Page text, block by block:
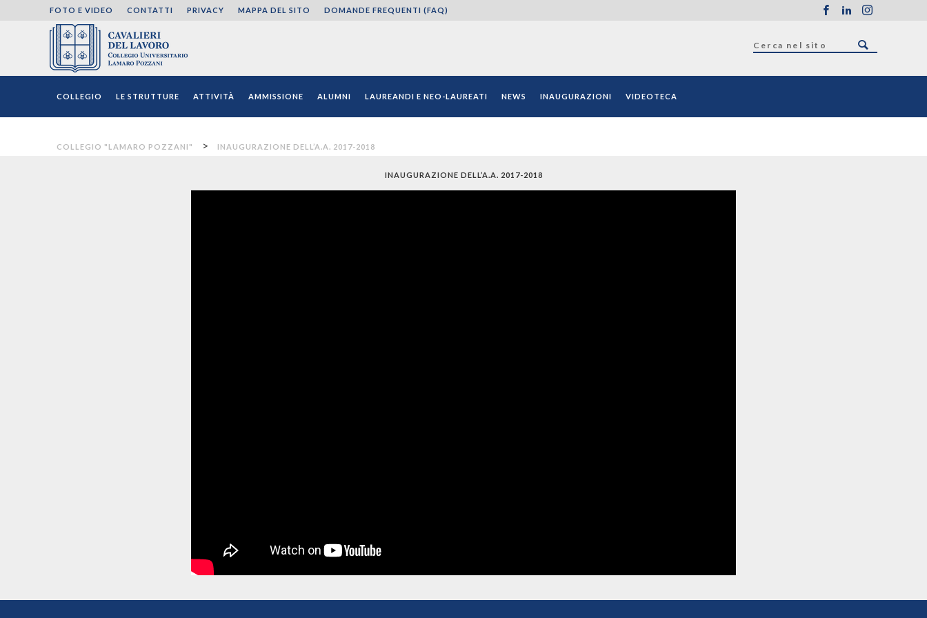
FOTO E VIDEO CONTATTI PRIVACY MAPPA DEL SITO DOMANDE FREQUENTI (FAQ)
COLLEGIO LE STRUTTURE ATTIVITÀ AMMISSIONE ALUMNI LAUREANDI E NEO-LAUREATI NEWS INAUGURAZIONI VIDEOTECA
COLLEGIO "LAMARO POZZANI" > INAUGURAZIONE DELL’A.A. 2017-2018
INAUGURAZIONE DELL’A.A. 2017-2018